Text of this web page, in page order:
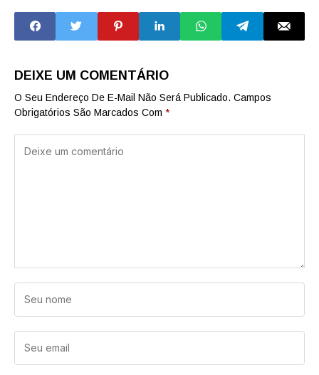
Paulista
presos
DEIXE UM COMENTÁRIO
O Seu Endereço De E-Mail Não Será Publicado. Campos
Obrigatórios São Marcados Com *